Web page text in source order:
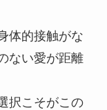
体的接触がな
ない愛が距離
択こそがこの